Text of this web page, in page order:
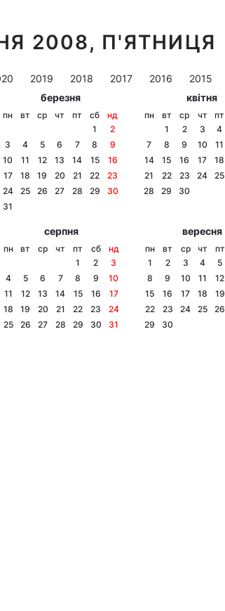
2008, П'ЯТНИЦЯ
2019 2018 2017 2016 2015
березня
пн вт ср чт пт сб
нд
1
2
3
4 5 6 7 8
9
10
11 12 13 14 15
16
17
18 19 20 21 22
23
24
25 26 27 28 29
30
31
квітня
пн вт ср чт пт
1
2 3 4
7
8 9 10 11
14
15 16 17 18
21
22 23 24 25
28
29 30
серпня
пн вт ср чт пт сб
нд
1
2
3
4
5 6 7 8 9
10
11
12 13 14 15 16
17
18
19 20 21 22 23
24
25
26 27 28 29 30 31
вересня
пн вт ср чт пт
1
2 3 4 5
8
9 10 11 12
15
16 17 18 19
22
23 24 25 26
29
30